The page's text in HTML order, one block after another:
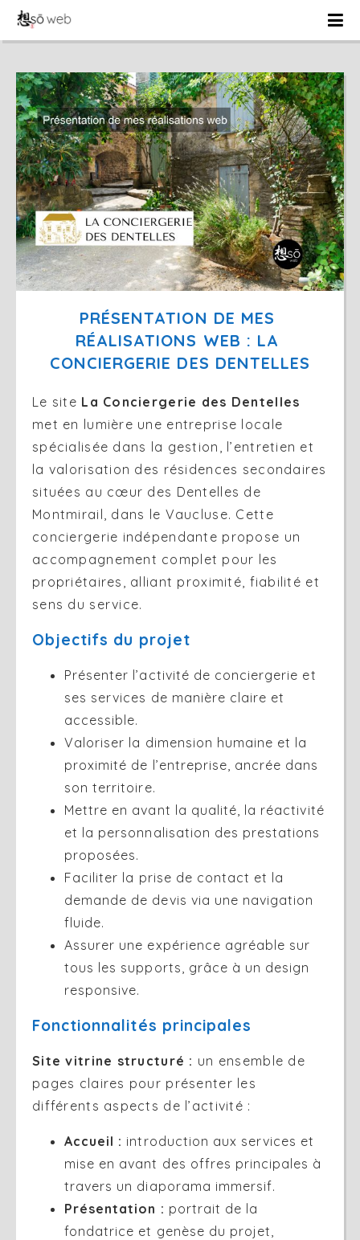
PRÉSENTATION DE MES
RÉALISATIONS WEB : LA
CONCIERGERIE DES DENTELLES
Le site La Conciergerie des Dentelles
met en lumière une entreprise locale
spécialisée dans la gestion, l’entretien et
la valorisation des résidences secondaires
situées au cœur des Dentelles de
Montmirail, dans le Vaucluse. Cette
conciergerie indépendante propose un
accompagnement complet pour les
propriétaires, alliant proximité, fiabilité et
sens du service.
Objectifs du projet
Présenter l’activité de conciergerie et
ses services de manière claire et
accessible.
Valoriser la dimension humaine et la
proximité de l’entreprise, ancrée dans
son territoire.
Mettre en avant la qualité, la réactivité
et la personnalisation des prestations
proposées.
Faciliter la prise de contact et la
demande de devis via une navigation
fluide.
Assurer une expérience agréable sur
tous les supports, grâce à un design
responsive.
Fonctionnalités principales
Site vitrine structuré : un ensemble de
pages claires pour présenter les
différents aspects de l’activité :
Accueil : introduction aux services et
mise en avant des offres principales à
travers un diaporama immersif.
Présentation : portrait de la
fondatrice et genèse du projet,